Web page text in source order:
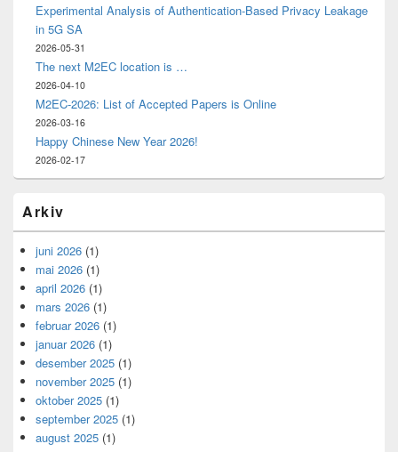
Experimental Analysis of Authentication-Based Privacy Leakage
in 5G SA
2026-05-31
The next M2EC location is …
2026-04-10
M2EC-2026: List of Accepted Papers is Online
2026-03-16
Happy Chinese New Year 2026!
2026-02-17
Arkiv
juni 2026 (1)
mai 2026 (1)
april 2026 (1)
mars 2026 (1)
februar 2026 (1)
januar 2026 (1)
desember 2025 (1)
november 2025 (1)
oktober 2025 (1)
september 2025 (1)
august 2025 (1)